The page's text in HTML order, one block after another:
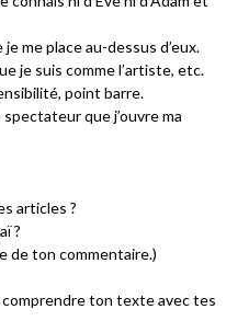
me place au-dessus d’eux.
je suis comme l’artiste, etc.
point barre.
que j’ouvre ma
articles ?
?
de ton commentaire.)
ton texte avec tes